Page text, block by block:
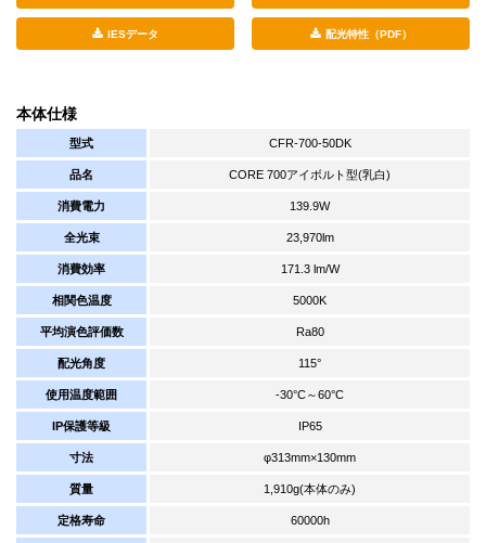
IESデータ 配光特性（PDF）
本体仕様
型式 CFR-700-50DK
品名 CORE 700アイボルト型(乳白)
消費電力 139.9W
全光束 23,970lm
消費効率 171.3 lm/W
相関色温度 5000K
平均演色評価数 Ra80
配光角度 115°
使用温度範囲 -30°C～60°C
IP保護等級 IP65
寸法 φ313mm×130mm
質量 1,910g(本体のみ)
定格寿命 60000h